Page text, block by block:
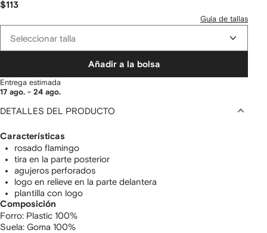
$113
Guía de tallas
Seleccionar talla
Añadir a la bolsa
Entrega estimada
17 ago. - 24 ago.
DETALLES DEL PRODUCTO
Características
rosado flamingo
tira en la parte posterior
agujeros perforados
logo en relieve en la parte delantera
plantilla con logo
Composición
Forro: Plastic 100%
Suela: Goma 100%